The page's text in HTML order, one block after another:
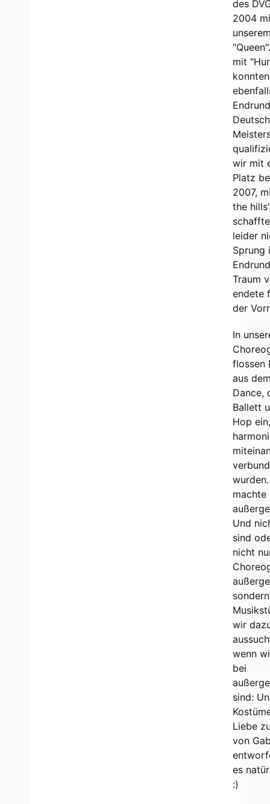
des
2004
mit
wir mit
Platz
2007,
the
leider
Sprung
Traum
endete
der
In
flossen
aus
Dance,
Ballett
Hop
machte
Und
sind
nicht
wir
wenn
bei
sind:
Liebe
von
es
:)